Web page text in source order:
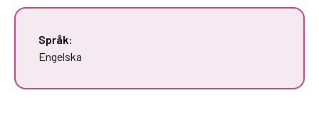
Språk:
Engelska